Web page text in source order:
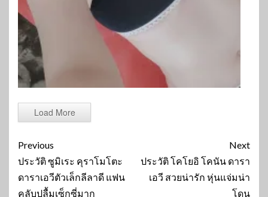
Load More
Continue
Reading
Previous
ประวัติ ซูมิเระ คุราโมโตะ
ดาราเอวีตัวเล็กลีลาดี แฟน
คลับปลื้มเซ็กซี่มาก
Next
ประวัติ โคโยอิ โคนัน ดารา
เอวี สวยน่ารัก หุ่นแจ่มน่า
โดน